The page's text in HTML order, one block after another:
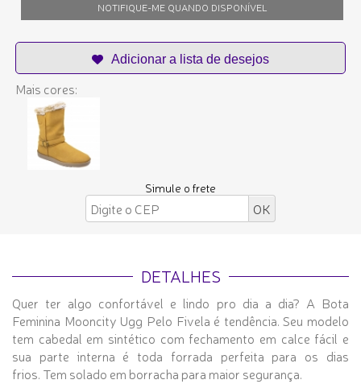
NOTIFIQUE-ME QUANDO DISPONÍVEL
Mais cores:
Simule o frete
DETALHES
Quer ter algo confortável e lindo pro dia a dia? A Bota
Feminina Mooncity Ugg Pelo Fivela é tendência. Seu modelo
tem cabedal em sintético com fechamento em calce fácil e
sua parte interna é toda forrada perfeita para os dias
frios. Tem solado em borracha para maior segurança.